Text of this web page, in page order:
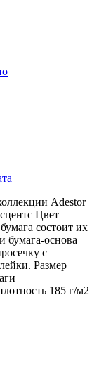
Adestor
Цвет –
состоит их
бумага-основа
с
Размер
185 г/м2